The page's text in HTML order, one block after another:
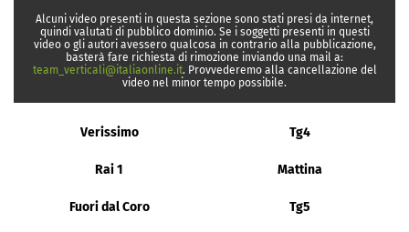
Alcuni video presenti in questa sezione sono stati presi da internet,
quindi valutati di pubblico dominio. Se i soggetti presenti in questi
video o gli autori avessero qualcosa in contrario alla pubblicazione,
basterà fare richiesta di rimozione inviando una mail a:
team_verticali@italiaonline.it. Provvederemo alla cancellazione del
video nel minor tempo possibile.
Verissimo Tg4
Rai 1 Mattina
Fuori dal Coro Tg5